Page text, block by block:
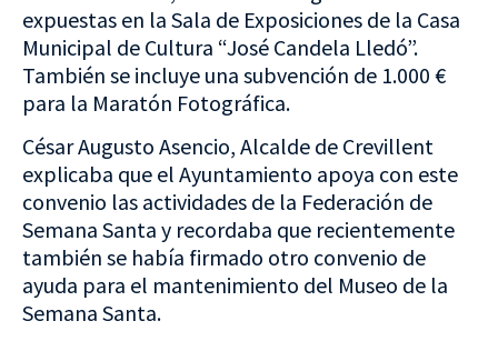
expuestas en la Sala de Exposiciones de la Casa
Municipal de Cultura “José Candela Lledó”.
También se incluye una subvención de 1.000 €
para la Maratón Fotográfica.
César Augusto Asencio, Alcalde de Crevillent
explicaba que el Ayuntamiento apoya con este
convenio las actividades de la Federación de
Semana Santa y recordaba que recientemente
también se había firmado otro convenio de
ayuda para el mantenimiento del Museo de la
Semana Santa.